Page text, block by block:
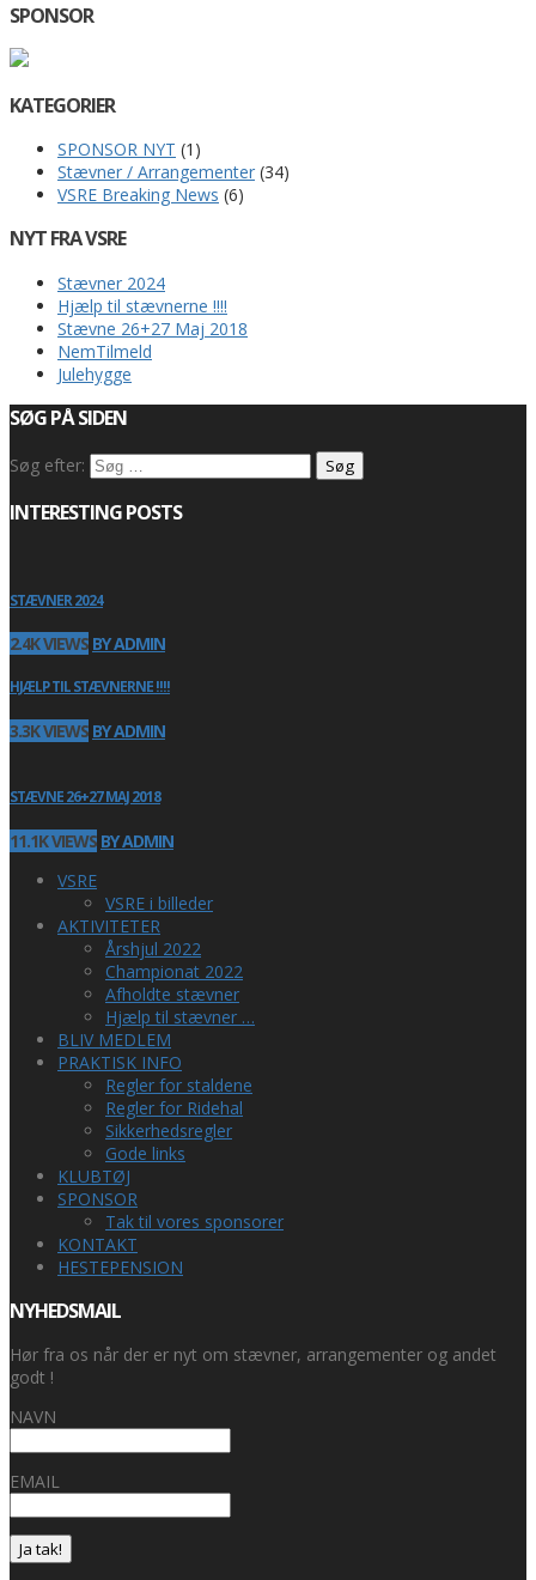
SPONSOR
KATEGORIER
SPONSOR NYT (1)
Stævner / Arrangementer (34)
VSRE Breaking News (6)
NYT FRA VSRE
Stævner 2024
Hjælp til stævnerne !!!!
Stævne 26+27 Maj 2018
NemTilmeld
Julehygge
SØG PÅ SIDEN
Søg efter:
INTERESTING POSTS
STÆVNER 2024
2.4K VIEWS BY ADMIN
HJÆLP TIL STÆVNERNE !!!!
3.3K VIEWS BY ADMIN
STÆVNE 26+27 MAJ 2018
11.1K VIEWS BY ADMIN
VSRE
VSRE i billeder
AKTIVITETER
Årshjul 2022
Championat 2022
Afholdte stævner
Hjælp til stævner …
BLIV MEDLEM
PRAKTISK INFO
Regler for staldene
Regler for Ridehal
Sikkerhedsregler
Gode links
KLUBTØJ
SPONSOR
Tak til vores sponsorer
KONTAKT
HESTEPENSION
NYHEDSMAIL
Hør fra os når der er nyt om stævner, arrangementer og andet
godt !
NAVN
EMAIL
Ja tak!